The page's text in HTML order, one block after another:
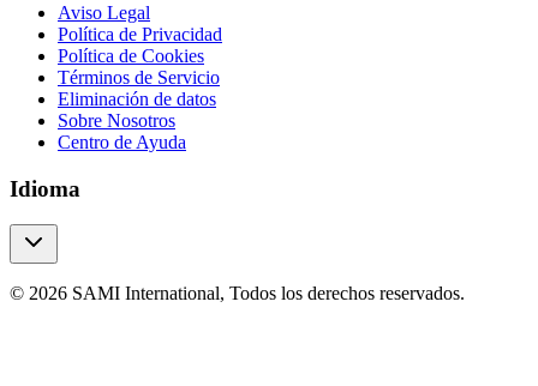
Aviso Legal
Política de Privacidad
Política de Cookies
Términos de Servicio
Eliminación de datos
Sobre Nosotros
Centro de Ayuda
Idioma
© 2026 SAMI International, Todos los derechos reservados.